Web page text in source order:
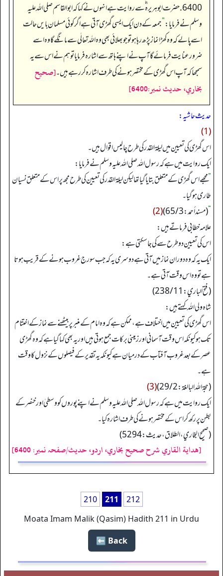
6400. حضرت ابو ہریرہ ؓ سے روایت ہے انہوں نے کہا کہ ابو القاسم صلی اللہ علیہ
وسلم نے فرمایا:”جمعہ کے دن ایک ایسی گھڑی آتی ہے اگر کوئی مسلمان بایں حالت
اسے پالے کہ وہ کھڑا نماز پڑھ رہا ہو تو جو بھلائی بھی وہ اللہ تعالٰی سے مانگے گا وہ اسے
ضرور عنایت فرمائےگا آپ نےاپنے ہاتھ سے اشارہ فرمایا تو ہم نے اس سے یہ
سمجھا کہ آپ اس گھڑی کے مختصر ہونے کی طرف اشارہ کر رہے ہیں۔[صحيح
بخاري، حديث نمبر:6400]
حدیث حاشیہ:
(1)
اس گھڑی کی تعیین میں لیلۃ القدر کی طرح چالیس اقوال ہیں۔
ایک روایت میں ہے کہ رسول اللہ صلی اللہ علیہ وسلم نے فرمایا:
”مجھے اس گھڑی کے متعلق بتایا گیا تھا لیکن لیلۃ القدر کی تعیین کی طرح مجھ پر اس کے متعلق نسیان
طاری ہو گیا۔
“(مسند أحمد: 65/3)
(2)
علامہ خطابی فرماتے ہیں:
اس کی تعیین دو طرح سے کی جا سکتی ہے:
ایک یہ کہ وہ دوران نماز میں آتی ہے دوسری یہ کہ جب سورج غروب ہونے کے قریب ہوتا
ہے تو وہ اس وقت آتی ہے۔
(فتح الباري: 238/11)
شاہ ولی اللہ کہتے ہیں:
اس گھڑی کی تعیین میں اختلاف ہے، ممکن ہے کہ وہ امام کے منبر پر بیٹھنے سے نماز کے اختتام
تک ہو کیونکہ اس وقت آسمانی اور زمینی برکات جمع ہوتی ہیں اور یہ بھی کہا گیا ہے کہ وہ گھڑی
عصر کے بعد غروب آفتاب کے درمیان ہے کیونکہ یہ تقدیر کے فیصلوں کے نزول کا وقت
ہے۔
(حجة اللہ البالغة: 29/2)
(3)
ایک روایت میں ہے کہ رسول اللہ صلی اللہ علیہ وسلم نے اپنے پوروں کو وسطیٰ اور خنصر کے
بطن پر رکھ کر اس کے مختصر ہونے کی طرف اشارہ کیا۔
(صحیح البخاري، الطلاق، حدیث: 5294)
[هداية القاري شرح صحيح بخاري، اردو، حدیث/صفحہ نمبر: 6400]
210 211
212
Moata Imam Malik (Qasim) Hadith 211 in Urdu
Back ⬅️